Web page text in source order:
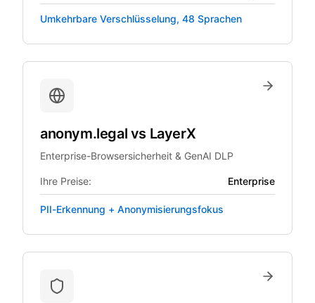
Umkehrbare Verschlüsselung, 48 Sprachen
anonym.legal vs LayerX
Enterprise-Browsersicherheit & GenAI DLP
Ihre Preise: Enterprise
PII-Erkennung + Anonymisierungsfokus